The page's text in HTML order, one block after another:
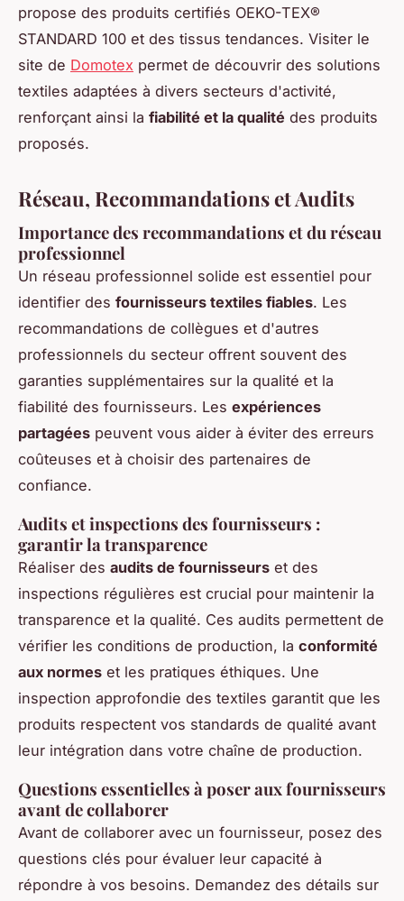
propose des produits certifiés OEKO-TEX®
STANDARD 100 et des tissus tendances. Visiter le
site de Domotex permet de découvrir des solutions
textiles adaptées à divers secteurs d'activité,
renforçant ainsi la fiabilité et la qualité des produits
proposés.
Réseau, Recommandations et Audits
Importance des recommandations et du réseau
professionnel
Un réseau professionnel solide est essentiel pour
identifier des fournisseurs textiles fiables. Les
recommandations de collègues et d'autres
professionnels du secteur offrent souvent des
garanties supplémentaires sur la qualité et la
fiabilité des fournisseurs. Les expériences
partagées peuvent vous aider à éviter des erreurs
coûteuses et à choisir des partenaires de
confiance.
Audits et inspections des fournisseurs :
garantir la transparence
Réaliser des audits de fournisseurs et des
inspections régulières est crucial pour maintenir la
transparence et la qualité. Ces audits permettent de
vérifier les conditions de production, la conformité
aux normes et les pratiques éthiques. Une
inspection approfondie des textiles garantit que les
produits respectent vos standards de qualité avant
leur intégration dans votre chaîne de production.
Questions essentielles à poser aux fournisseurs
avant de collaborer
Avant de collaborer avec un fournisseur, posez des
questions clés pour évaluer leur capacité à
répondre à vos besoins. Demandez des détails sur